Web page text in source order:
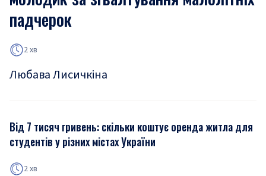
падчерок
2 хв
Любава Лисичкіна
Від 7 тисяч гривень: скільки коштує оренда житла для
студентів у різних містах України
2 хв